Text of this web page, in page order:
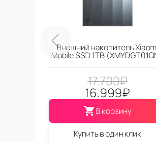
Внешний накопитель
Mobile SSD 1TB
17.700₽
16.999₽
В корзину
Купить в один клик